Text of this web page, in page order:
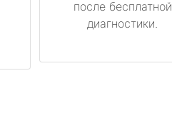
после бесплатной
диагностики.